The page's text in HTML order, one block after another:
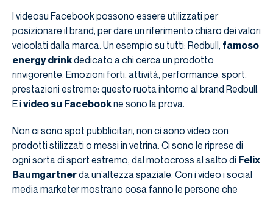
I videosu Facebook possono essere utilizzati per
posizionare il brand, per dare un riferimento chiaro dei valori
veicolati dalla marca. Un esempio su tutti: Redbull, famoso
energy drinkdedicato a chi cerca un prodotto
rinvigorente. Emozioni forti, attività, performance, sport,
prestazioni estreme: questo ruota intorno al brand Redbull.
E i video su Facebookne sono la prova.
Non ci sono spot pubblicitari, non ci sono video con
prodotti stilizzati o messi in vetrina. Ci sono le riprese di
ogni sorta di sport estremo, dal motocross al salto di Felix
Baumgartnerda un’altezza spaziale. Con i video i social
media marketer mostrano cosa fanno le persone che